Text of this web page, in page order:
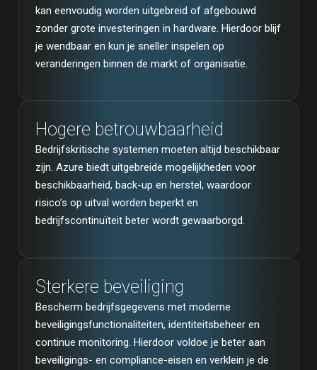
kan eenvoudig worden uitgebreid of afgebouwd
zonder grote investeringen in hardware. Hierdoor blijf
je wendbaar en kun je sneller inspelen op
veranderingen binnen de markt of organisatie.
Hogere betrouwbaarheid
Bedrijfskritische systemen moeten altijd beschikbaar
zijn. Azure biedt uitgebreide mogelijkheden voor
beschikbaarheid, back-up en herstel, waardoor
risico’s op uitval worden beperkt en
bedrijfscontinuïteit beter wordt gewaarborgd.
Sterkere beveiliging
Bescherm bedrijfsgegevens met moderne
beveiligingsfunctionaliteiten, identiteitsbeheer en
continue monitoring. Hierdoor voldoe je beter aan
beveiligings- en compliance-eisen en verklein je de